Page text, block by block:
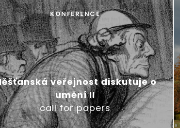
veřejnost diskutuje o
umění II
call for papers
KONFERENCE